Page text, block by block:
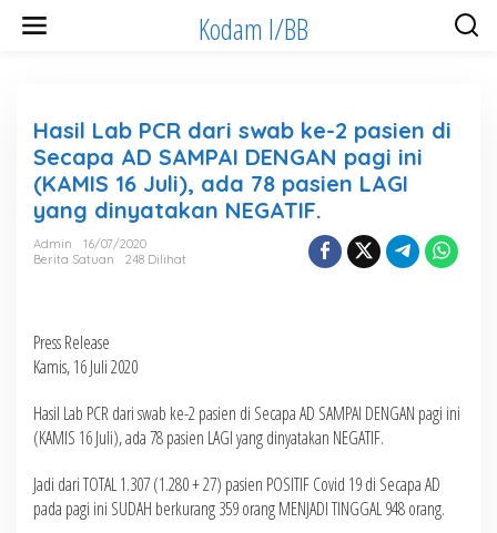
Kodam I/BB
Hasil Lab PCR dari swab ke-2 pasien di
Secapa AD SAMPAI DENGAN pagi ini
(KAMIS 16 Juli), ada 78 pasien LAGI
yang dinyatakan NEGATIF.
Admin
16/07/2020
Berita Satuan
248 Dilihat
Press Release
Kamis, 16 Juli 2020
Hasil Lab PCR dari swab ke-2 pasien di Secapa AD SAMPAI DENGAN pagi ini
(KAMIS 16 Juli), ada 78 pasien LAGI yang dinyatakan NEGATIF.
Jadi dari TOTAL 1.307 (1.280 + 27) pasien POSITIF Covid 19 di Secapa AD
pada pagi ini SUDAH berkurang 359 orang MENJADI TINGGAL 948 orang.